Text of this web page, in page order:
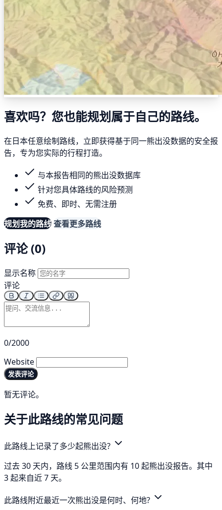
喜欢吗？您也能规划属于自己的路线。
在日本任意绘制路线，立即获得基于同一熊出没数据的安全报
告，专为您实际的行程打造。
与本报告相同的熊出没数据库
针对您具体路线的风险预测
免费、即时、无需注册
规划我的路线查看更多路线
评论 (0)
显示名称
评论
0/2000
Website
发表评论
暂无评论。
关于此路线的常见问题
此路线上记录了多少起熊出没?
过去 30 天内，路线 5 公里范围内有 10 起熊出没报告。其中
3 起来自近 7 天。
此路线附近最近一次熊出没是何时、何地?